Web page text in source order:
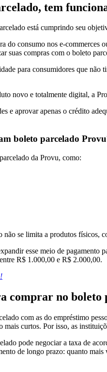
tem
está cumprindo seu
do consumo nos e-commerces
suas compras com o boleto
para consumidores que não
novo e totalmente digital, a
e aprovar apenas o crédito
boleto parcelado
da Provu, como:
não se limita a produtos físicos,
esse meio de pagamento
R$ 1.000,00 e R$ 2.000,00.
comprar no boleto
com as do empréstimo
mais curtos. Por isso, as
pode negociar a taxa de
de longo prazo: quanto